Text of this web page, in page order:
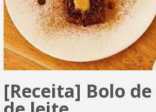
[Receita] Bolo